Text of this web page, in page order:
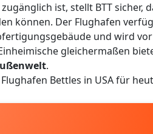
ist, stellt BTT sicher,
können. Der Flughafen
und wird
gleichermaßen
.
Bettles in USA für